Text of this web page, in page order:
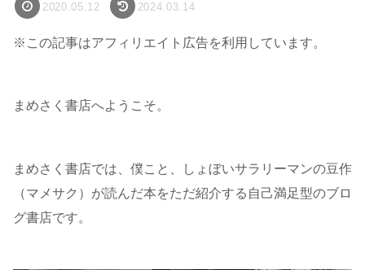
2020.05.12 2024.03.14
※この記事はアフィリエイト広告を利用しています。
まめさく書店へようこそ。
まめさく書店では、僕こと、しょぼいサラリーマンの豆作
（マメサク）が読んだ本をただ紹介する自己満足型のブロ
グ書店です。